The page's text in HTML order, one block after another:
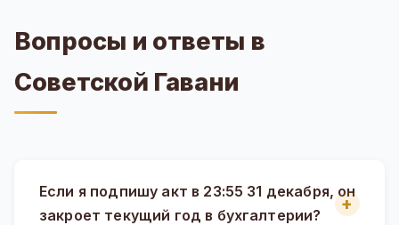
Вопросы и ответы в
Советской Гавани
Если я подпишу акт в 23:55 31 декабря, он
закроет текущий год в бухгалтерии?